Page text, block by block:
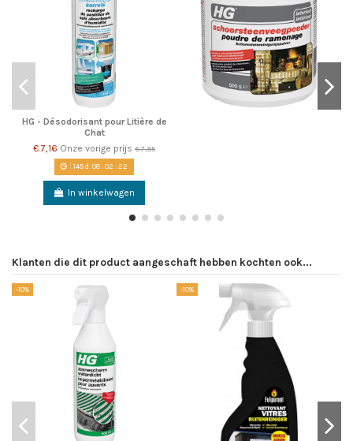
HG - Désodorisant pour Litière de
Chat
€ 7,16 Onze vorige prijs € 7,95
145d. 08:02 :22
In winkelwagen
Klanten die dit product aangeschaft hebben kochten ook...
-10% -10%